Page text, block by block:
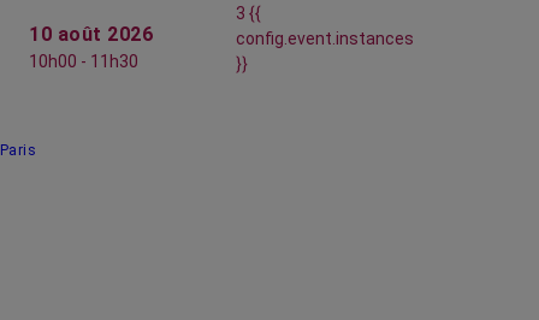
10 août 2026
10h00 - 11h30
3 {{
config.event.instances
}}
Paris